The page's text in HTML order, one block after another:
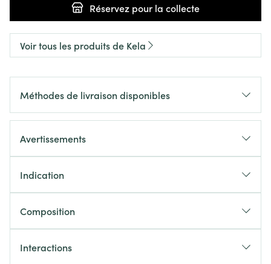
Réservez pour la collecte
Voir tous les produits de Kela
Méthodes de livraison disponibles
Avertissements
Indication
Composition
Interactions